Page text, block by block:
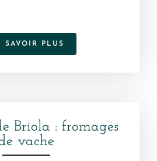
SAVOIR PLUS
Briola : fromages
vache